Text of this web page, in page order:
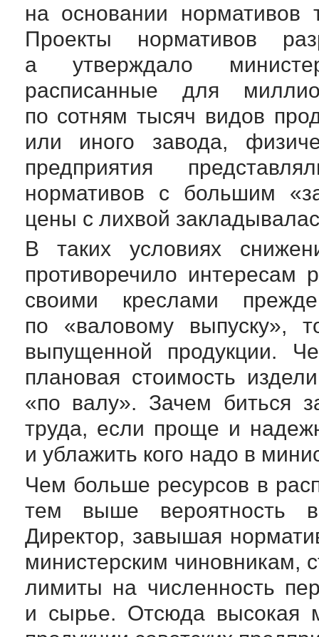
на основании нормативов
Проекты нормативов
а утверждало
расписанные для
по сотням тысяч видов
или иного завода,
предприятия
нормативов с большим
цены с лихвой
В таких условиях
противоречило интересам
своими креслами
по «валовому выпуску»,
выпущенной продукции.
плановая стоимость
«по валу». Зачем биться
труда, если проще и
и ублажить кого надо в
Чем больше ресурсов в
тем выше вероятность
Директор, завышая
министерским чиновникам,
лимиты на численность
и сырье. Отсюда высокая